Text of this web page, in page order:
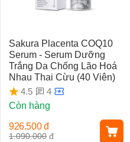
Sakura Placenta COQ10
Serum - Serum Dưỡng
Trắng Da Chống Lão Hoá
Nhau Thai Cừu (40 Viên)
4.5
4
Còn hàng
1.090.000 đ
926.500 đ